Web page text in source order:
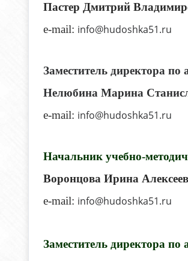
Пастер Дмитрий
e-mail: info@hudoshka51.ru
Заместитель директора по
Нелюбина Марина
e-mail: info@hudoshka51.ru
Начальник учебно-
Воронцова Ирина
e-mail: info@hudoshka51.ru
Заместитель директора по